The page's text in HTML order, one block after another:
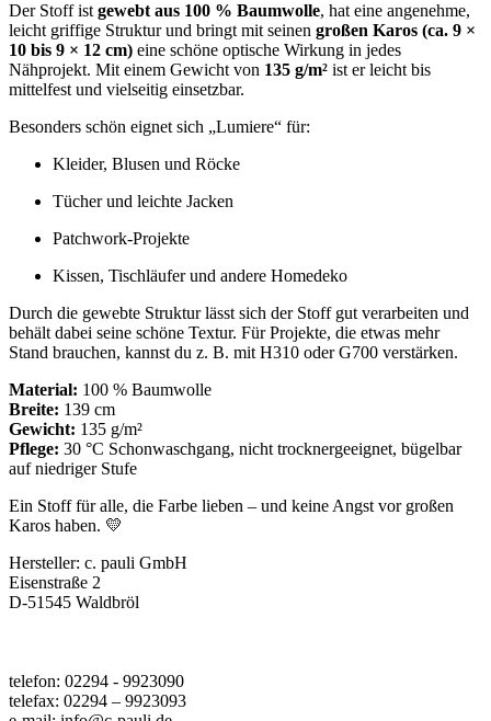
Der Stoff ist gewebt aus 100 % Baumwolle, hat eine angenehme,
leicht griffige Struktur und bringt mit seinen großen Karos (ca. 9 ×
10 bis 9 × 12 cm) eine schöne optische Wirkung in jedes
Nähprojekt. Mit einem Gewicht von 135 g/m² ist er leicht bis
mittelfest und vielseitig einsetzbar.
Besonders schön eignet sich „Lumiere“ für:
Kleider, Blusen und Röcke
Tücher und leichte Jacken
Patchwork-Projekte
Kissen, Tischläufer und andere Homedeko
Durch die gewebte Struktur lässt sich der Stoff gut verarbeiten und
behält dabei seine schöne Textur. Für Projekte, die etwas mehr
Stand brauchen, kannst du z. B. mit H310 oder G700 verstärken.
Material: 100 % Baumwolle
Breite: 139 cm
Gewicht: 135 g/m²
Pflege: 30 °C Schonwaschgang, nicht trocknergeeignet, bügelbar
auf niedriger Stufe
Ein Stoff für alle, die Farbe lieben – und keine Angst vor großen
Karos haben. 💛
Hersteller: c. pauli GmbH
Eisenstraße 2
D-51545 Waldbröl
telefon: 02294 - 9923090
telefax: 02294 – 9923093